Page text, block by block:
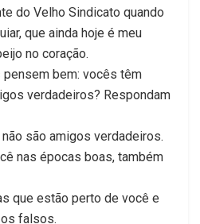
do Velho Sindicato quando
que ainda hoje é meu
no coração.
bem: vocês têm
verdadeiros? Respondam
são amigos verdadeiros.
nas épocas boas, também
que estão perto de você e
falsos.